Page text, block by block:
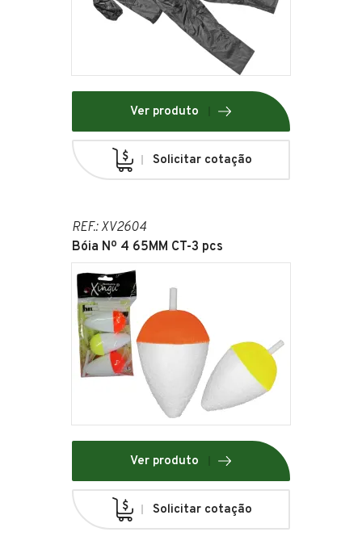
Ver produto
Solicitar cotação
REF.: XV2604
Bóia Nº 4 65MM CT-3 pcs
Ver produto
Solicitar cotação